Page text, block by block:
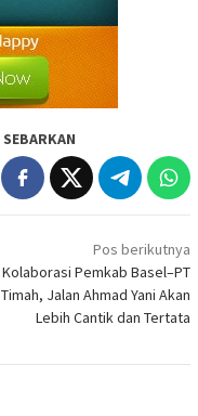
SEBARKAN
Pos berikutnya
Kolaborasi Pemkab Basel–PT
Timah, Jalan Ahmad Yani Akan
Lebih Cantik dan Tertata